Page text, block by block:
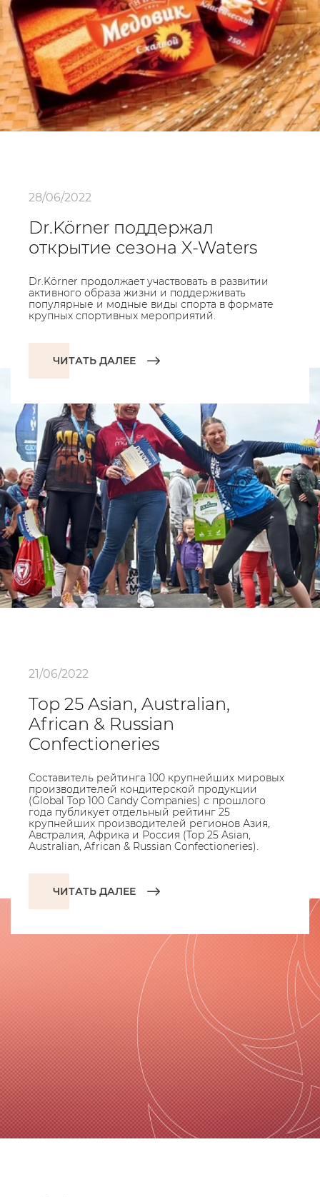
28/06/2022
Dr.Körner поддержал
открытие сезона X-Waters
Dr.Körner продолжает участвовать в развитии
активного образа жизни и поддерживать
популярные и модные виды спорта в формате
крупных спортивных мероприятий.
ЧИТАТЬ ДАЛЕЕ
21/06/2022
Top 25 Asian, Australian,
African & Russian
Confectioneries
Составитель рейтинга 100 крупнейших мировых
производителей кондитерской продукции
(Global Top 100 Candy Companies) с прошлого
года публикует отдельный рейтинг 25
крупнейших производителей регионов Азия,
Австралия, Африка и Россия (Top 25 Asian,
Australian, African & Russian Confectioneries).
ЧИТАТЬ ДАЛЕЕ